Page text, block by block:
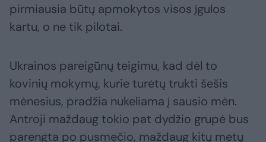
pirmiausia būtų apmokytos visos įgulos
kartu, o ne tik pilotai.
Ukrainos pareigūnų teigimu, kad dėl to
kovinių mokymų, kurie turėtų trukti šešis
mėnesius, pradžia nukeliama į sausio mėn.
Antroji maždaug tokio pat dydžio grupė bus
parengta po pusmečio, maždaug kitų metų